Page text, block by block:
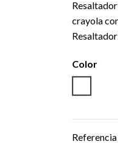
crayola
Color
Referencia